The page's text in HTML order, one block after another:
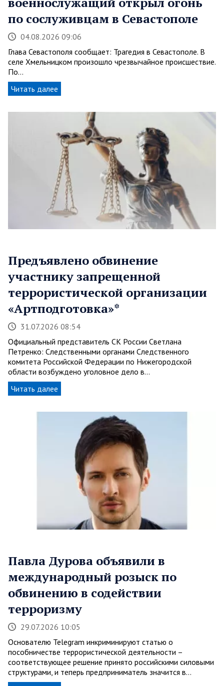
по сослуживцам в Севастополе
04.08.2026 09:06
Глава Севастополя сообщает: Трагедия в Севастополе. В
селе Хмельницком произошло чрезвычайное происшествие.
По…
Читать далее
Предъявлено обвинение
участнику запрещенной
террористической организации
«Артподготовка»*
31.07.2026 08:54
Официальный представитель СК России Светлана
Петренко: Следственными органами Следственного
комитета Российской Федерации по Нижегородской
области возбуждено уголовное дело в…
Читать далее
Павла Дурова объявили в
международный розыск по
обвинению в содействии
терроризму
29.07.2026 10:05
Основателю Telegram инкриминируют статью о
пособничестве террористической деятельности –
соответствующее решение принято российскими силовыми
структурами, и теперь предприниматель значится в…